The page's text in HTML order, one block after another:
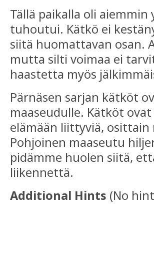
Tällä paikalla oli aiemmin
tuhoutui. Kätkö ei
siitä huomattavan osan.
mutta silti voimaa ei
haastetta myös
Pärnäsen sarjan kätköt
maaseudulle. Kätköt
elämään liittyviä, osittain
Pohjoinen maaseutu
pidämme huolen siitä,
liikennettä.
Additional Hints (No